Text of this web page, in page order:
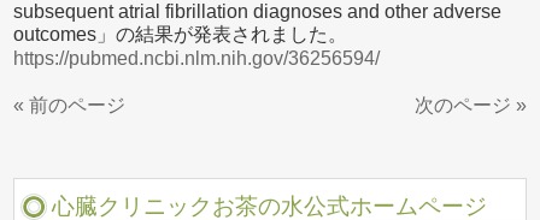
subsequent atrial fibrillation diagnoses and other adverse
outcomes」の結果が発表されました。
https://pubmed.ncbi.nlm.nih.gov/36256594/
« 前のページ 次のページ »
心臓クリニックお茶の水公式ホームページ